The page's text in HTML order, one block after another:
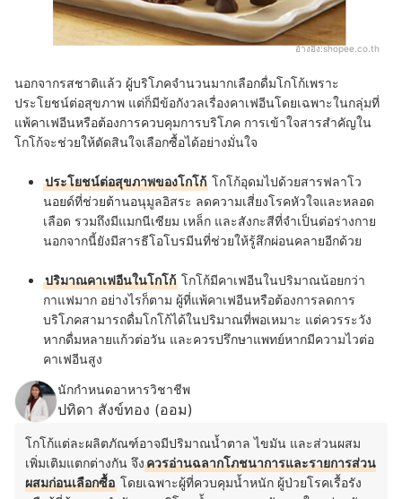
อ้างอิง:shopee.co.th
นอกจากรสชาติแล้ว ผู้บริโภคจำนวนมากเลือกดื่มโกโก้เพราะ
ประโยชน์ต่อสุขภาพ แต่ก็มีข้อกังวลเรื่องคาเฟอีนโดยเฉพาะในกลุ่มที่
แพ้คาเฟอีนหรือต้องการควบคุมการบริโภค การเข้าใจสารสำคัญใน
โกโก้จะช่วยให้ตัดสินใจเลือกซื้อได้อย่างมั่นใจ
ประโยชน์ต่อสุขภาพของโกโก้ โกโก้อุดมไปด้วยสารฟลาโว
นอยด์ที่ช่วยต้านอนุมูลอิสระ ลดความเสี่ยงโรคหัวใจและหลอด
เลือด รวมถึงมีแมกนีเซียม เหล็ก และสังกะสีที่จำเป็นต่อร่างกาย
นอกจากนี้ยังมีสารธีโอโบรมีนที่ช่วยให้รู้สึกผ่อนคลายอีกด้วย
ปริมาณคาเฟอีนในโกโก้ โกโก้มีคาเฟอีนในปริมาณน้อยกว่า
กาแฟมาก อย่างไรก็ตาม ผู้ที่แพ้คาเฟอีนหรือต้องการลดการ
บริโภคสามารถดื่มโกโก้ได้ในปริมาณที่พอเหมาะ แต่ควรระวัง
หากดื่มหลายแก้วต่อวัน และควรปรึกษาแพทย์หากมีความไวต่อ
คาเฟอีนสูง
นักกำหนดอาหารวิชาชีพ
ปทิดา สังข์ทอง (ออม)
โกโก้แต่ละผลิตภัณฑ์อาจมีปริมาณน้ำตาล ไขมัน และส่วนผสม
เพิ่มเติมแตกต่างกัน จึงควรอ่านฉลากโภชนาการและรายการส่วน
ผสมก่อนเลือกซื้อ โดยเฉพาะผู้ที่ควบคุมน้ำหนัก ผู้ป่วยโรคเรื้อรัง